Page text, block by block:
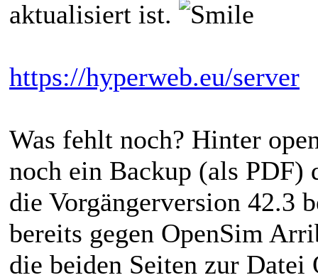
aktualisiert ist.
https://hyperweb.eu/server
Was fehlt noch? Hinter
noch ein Backup (als PDF)
die Vorgängerversion 42.3
bereits gegen OpenSim
die beiden Seiten zur